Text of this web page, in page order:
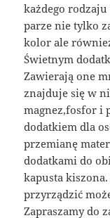
każdego
parze nie tylko
kolor ale
Świetnym
Zawierają one
znajduje się w
magnez,fosfor i
dodatkiem dla
przemianę
dodatkami do
kapusta
przyrządzić
Zapraszamy do